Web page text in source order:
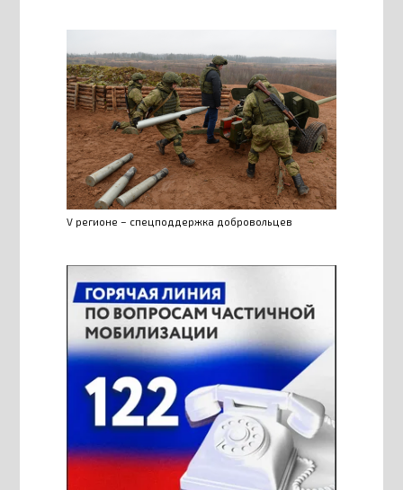
V регионе – спецподдержка добровольцев